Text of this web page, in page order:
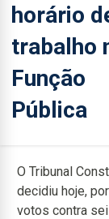
horário
trabalho
Função
Pública
O Tribunal
decidiu hoje,
votos contra